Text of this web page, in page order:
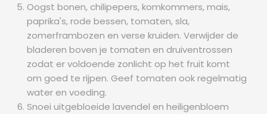
Oogst bonen, chilipepers, komkommers, mais,
paprika's, rode bessen, tomaten, sla,
zomerframbozen en verse kruiden. Verwijder de
bladeren boven je tomaten en druiventrossen
zodat er voldoende zonlicht op het fruit komt
om goed te rijpen. Geef tomaten ook regelmatig
water en voeding.
Snoei uitgebloeide lavendel en heiligenbloem